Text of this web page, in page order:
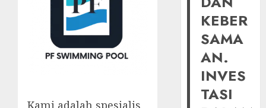
Kami adalah spesialis
KEBER
SAMA
AN.
INVES
TASI